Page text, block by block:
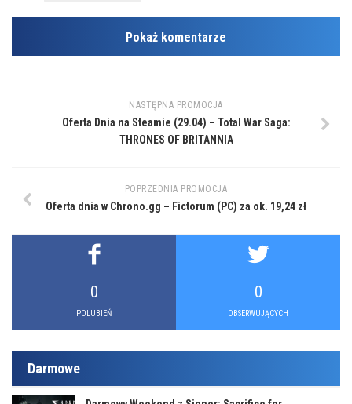
Pokaż komentarze
NASTĘPNA PROMOCJA
Oferta Dnia na Steamie (29.04) – Total War Saga:
THRONES OF BRITANNIA
POPRZEDNIA PROMOCJA
Oferta dnia w Chrono.gg – Fictorum (PC) za ok. 19,24 zł
0
POLUBIEŃ
0
OBSERWUJĄCYCH
Darmowe